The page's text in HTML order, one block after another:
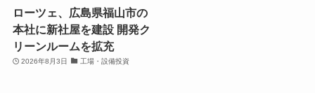
ローツェ、広島県福山市の
本社に新社屋を建設 開発ク
リーンルームを拡充
2026年8月3日 工場・設備投資